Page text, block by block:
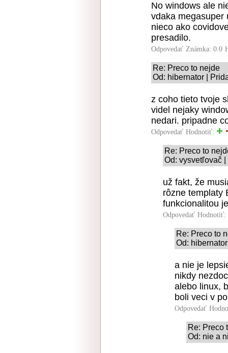
No windows ale
vdaka megasuper
nieco ako
presadilo.
Odpovedať Známka: 0.0
Re: Preco to nejde
Od: hibernator |
z coho tieto tvoje
videl nejaky
nedari. pripadne
Odpovedať Hodnotiť:
Re: Preco to
Od: vysvetľovač
už fakt, že
rôzne templaty
funkcionalitou
Odpovedať Hodnotiť:
Re: Preco to
Od:
a nie je
nikdy
alebo linux,
boli veci v
Odpovedať
Re: Preco
Od: nie a